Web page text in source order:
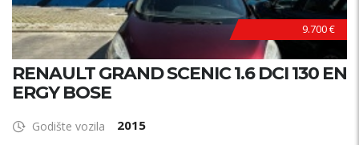
9.700 €
RENAULT GRAND SCENIC 1.6 DCI 130 EN
ERGY BOSE
Godište vozila 2015